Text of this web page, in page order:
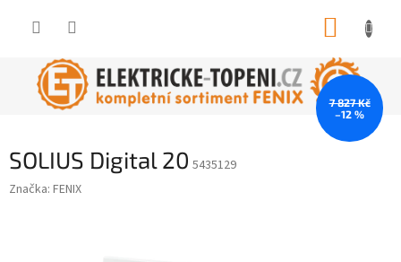
SOLIUS Digital 20 5435129
Značka: FENIX
7 827 Kč
–12 %